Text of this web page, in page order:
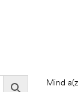
Mind